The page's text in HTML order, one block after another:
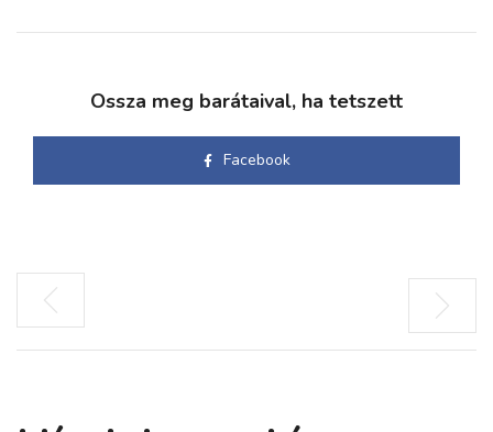
Ossza meg barátaival, ha tetszett
Facebook